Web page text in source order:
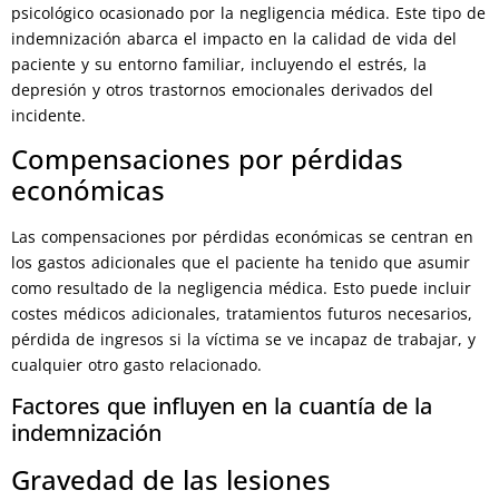
psicológico ocasionado por la negligencia médica. Este tipo de
indemnización abarca el impacto en la calidad de vida del
paciente y su entorno familiar, incluyendo el estrés, la
depresión y otros trastornos emocionales derivados del
incidente.
Compensaciones por pérdidas
económicas
Las compensaciones por pérdidas económicas se centran en
los gastos adicionales que el paciente ha tenido que asumir
como resultado de la negligencia médica. Esto puede incluir
costes médicos adicionales, tratamientos futuros necesarios,
pérdida de ingresos si la víctima se ve incapaz de trabajar, y
cualquier otro gasto relacionado.
Factores que influyen en la cuantía de la
indemnización
Gravedad de las lesiones